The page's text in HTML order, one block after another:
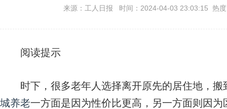
来源：工人日报 时间：2024-04-03 23:03:15 热
阅读提示
时下，很多老年人选择离开原先的居住地，
城养老一方面是因为性价比更高，另一方面则因